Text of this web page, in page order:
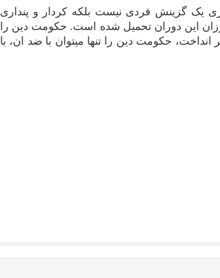
یک گزینش فردی نیست بلکه کردار و پنداری
این دوران تحمیل شده است. حکومت دین را
انداخت، حکومت دین را تنها میتوان با ضد ان، با